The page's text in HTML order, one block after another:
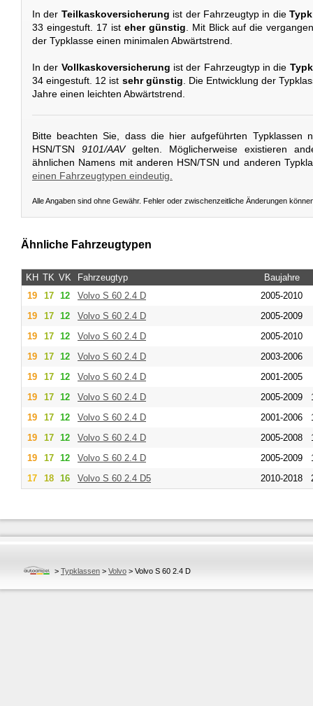
In der Teilkaskoversicherung ist der Fahrzeugtyp in die
33 eingestuft. 17 ist eher günstig . Mit Blick auf die
der Typklasse einen minimalen Abwärtstrend.
In der Vollkaskoversicherung ist der Fahrzeugtyp in die
34 eingestuft. 12 ist sehr günstig. Die Entwicklung der
Jahre einen leichten Abwärtstrend.
Bitte beachten Sie, dass die hier aufgeführten Typklassen
HSN/TSN 9101/AAVgelten. Möglicherweise existieren
ähnlichen Namens mit anderen HSN/TSN und anderen
einen Fahrzeugtypen eindeutig.
Alle Angaben sind ohne Gewähr. Fehler oder zwischenzeitliche Änderungen
Ähnliche Fahrzeugtypen
KH TK VK Fahrzeugtyp Baujahre
19
17 12 Volvo S 60 2.4 D
2005-2010
19
17 12 Volvo S 60 2.4 D
2005-2009
19
17 12 Volvo S 60 2.4 D
2005-2010
19
17 12 Volvo S 60 2.4 D
2003-2006
19
17 12 Volvo S 60 2.4 D
2001-2005
19
17 12 Volvo S 60 2.4 D 2005-2009
19
17 12 Volvo S 60 2.4 D 2001-2006
19
17 12 Volvo S 60 2.4 D 2005-2008
19
17 12 Volvo S 60 2.4 D 2005-2009
17
18 16 Volvo S 60 2.4 D5 2010-2018
> Typklassen > Volvo > Volvo S 60 2.4 D